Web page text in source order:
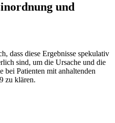
und
dass diese Ergebnisse spekulativ
sind, um die Ursache und die
bei Patienten mit anhaltenden
zu klären.